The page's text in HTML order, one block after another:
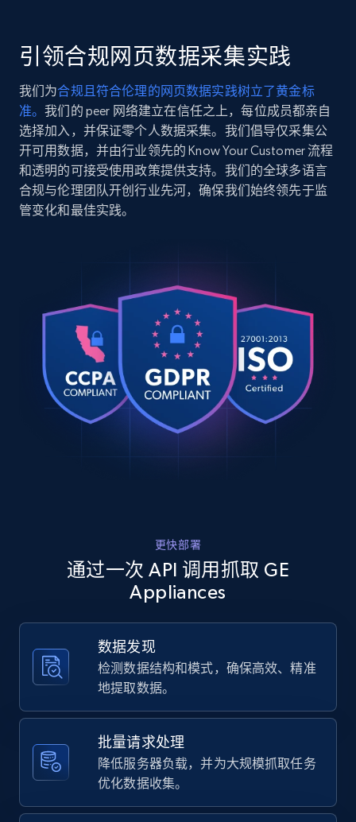
Google Shopping
URL, Product id, Title, Product description,
Rating, Reviews count, Images, Variations, and
more.
Google Shopping - collects products from
web using keywords
URL, Product id, Title, Product description,
Rating, Reviews count, Images, Variations, and
more.
URL, Domain, Country code, Model number,
Sku, Product id, Product name, Manufacturer,
355+
Home Depot US - Gather data on products
using specified keywords
URL, Domain, Country code, Model number,
Sku, Product id, Product name, Manufacturer,
引领合规网页数据采集实践
我们为合规且符合伦理的网页数据实践树立了黄金标
准。我们的 peer 网络建立在信任之上，每位成员都亲自
选择加入，并保证零个人数据采集。我们倡导仅采集公
开可用数据，并由行业领先的 Know Your Customer 流程
和透明的可接受使用政策提供支持。我们的全球多语言
合规与伦理团队开创行业先河，确保我们始终领先于监
管变化和最佳实践。
更快部署
通过一次 API 调用抓取 GE
Appliances
数据发现
检测数据结构和模式，确保高效、精准
地提取数据。
批量请求处理
降低服务器负载，并为大规模抓取任务
优化数据收集。